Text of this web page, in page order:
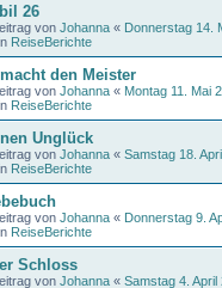
26
von Johanna « Donnerstag 14.
ReiseBerichte
den Meister
von Johanna « Montag 11. Mai
ReiseBerichte
Unglück
von Johanna « Samstag 18.
ReiseBerichte
von Johanna « Donnerstag 9.
ReiseBerichte
Schloss
von Johanna « Samstag 4. April